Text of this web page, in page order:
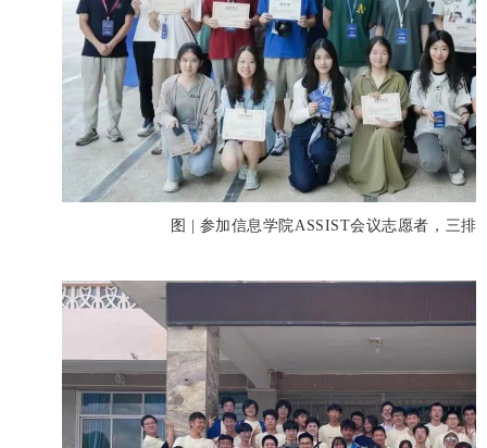
图 | 参加信息学院ASSIST会议志愿者，三排